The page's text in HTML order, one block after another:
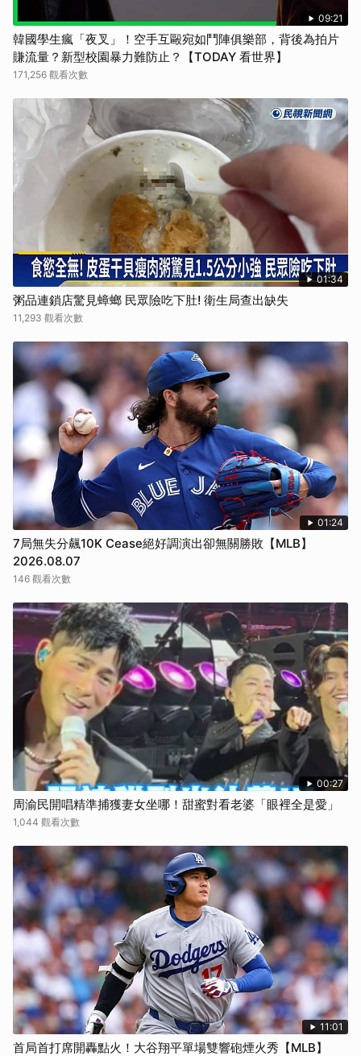
09:21
韓國學生瘋「夜叉」！空手互毆宛如鬥陣俱樂部，背後為拍片
賺流量？新型校園暴力難防止？【TODAY 看世界】
171,256 觀看次數
01:34
粥品連鎖店驚見蟑螂 民眾險吃下肚! 衛生局查出缺失
11,293 觀看次數
01:24
7局無失分飆10K Cease絕好調演出卻無關勝敗【MLB】
2026.08.07
146 觀看次數
00:27
周渝民開唱精準捕獲妻女坐哪！甜蜜對看老婆「眼裡全是愛」
1,044 觀看次數
11:01
首局首打席開轟點火！大谷翔平單場雙響砲煙火秀【MLB】
取消